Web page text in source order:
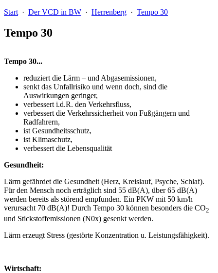
Start · Der VCD in BW · Herrenberg · Tempo 30
Tempo 30
Tempo 30...
reduziert die Lärm – und Abgasemissionen,
senkt das Unfallrisiko und wenn doch, sind die
Auswirkungen geringer,
verbessert i.d.R. den Verkehrsfluss,
verbessert die Verkehrssicherheit von Fußgängern und
Radfahrern,
ist Gesundheitsschutz,
ist Klimaschutz,
verbessert die Lebensqualität
Gesundheit:
Lärm gefährdet die Gesundheit (Herz, Kreislauf, Psyche, Schlaf).
Für den Mensch noch erträglich sind 55 dB(A), über 65 dB(A)
werden bereits als störend empfunden. Ein PKW mit 50 km/h
verursacht 70 dB(A)! Durch Tempo 30 können besonders die CO2
und Stickstoffemissionen (N0x) gesenkt werden.
Lärm erzeugt Stress (gestörte Konzentration u. Leistungsfähigkeit).
Wirtschaft: